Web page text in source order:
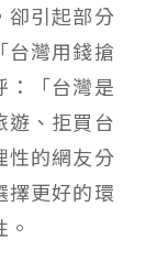
卻引起部分
台灣用錢搶
：「台灣是
遊、拒買台
性的網友分
擇更好的環